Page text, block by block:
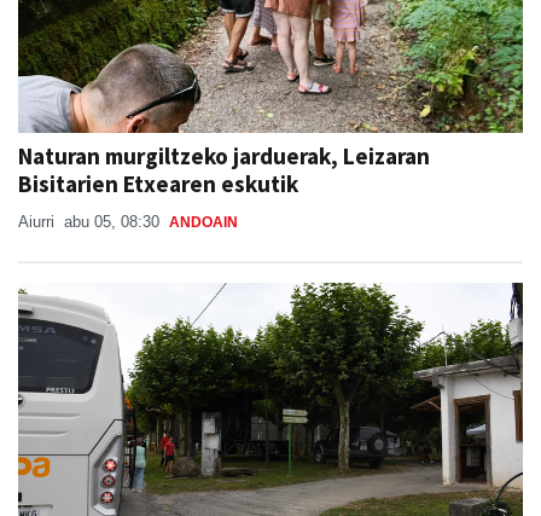
Naturan murgiltzeko jarduerak, Leizaran
Bisitarien Etxearen eskutik
Aiurri abu 05, 08:30 ANDOAIN